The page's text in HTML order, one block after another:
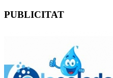
PUBLICITAT